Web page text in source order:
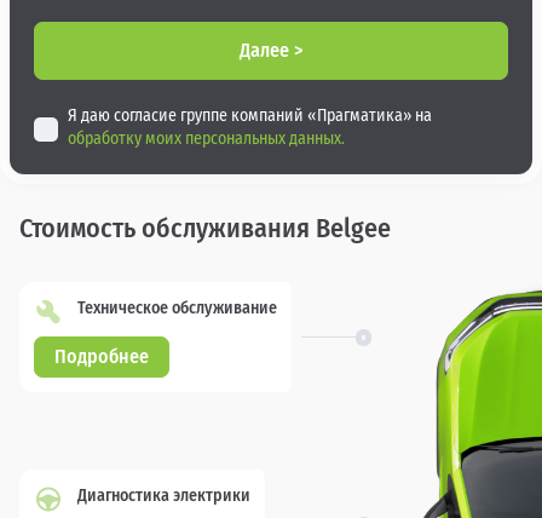
Далее >
Я даю согласие группе компаний «Прагматика» на
обработку моих персональных данных.
Стоимость обслуживания Belgee
Техническое обслуживание
Подробнее
Диагностика электрики